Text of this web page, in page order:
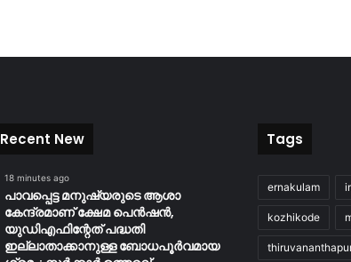
Recent New
18 minutes ago
പാവപ്പെട്ട മനുഷ്യരുടെ ആശാ
കേന്ദ്രമാണ് ക്ഷേമ പെൻഷൻ,
യുഡിഎഫിന്റേത് പദ്ധതി
ഇല്ലാതാക്കാനുള്ള ബോധപൂർവമായ
Tags
ernakulam
kozhikode